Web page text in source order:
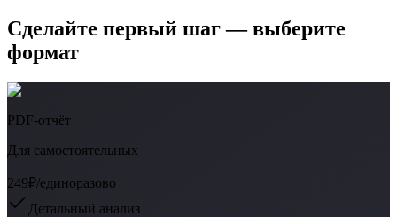
Сделайте первый шаг — выберите
формат
PDF-отчёт
Для самостоятельных
249₽/единоразово
Детальный анализ